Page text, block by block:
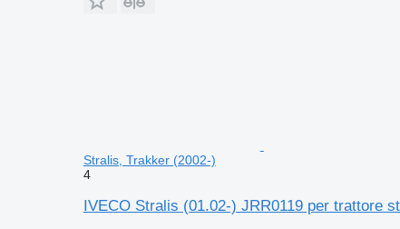
Stralis, Trakker (2002-)
4
IVECO Stralis (01.02-) JRR0119 per trattore